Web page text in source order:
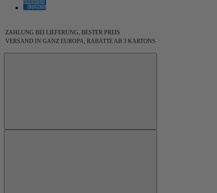
ZAHLUNG BEI LIEFERUNG, BESTER PREIS
VERSAND IN GANZ EUROPA, RABATTE AB 3 KARTONS